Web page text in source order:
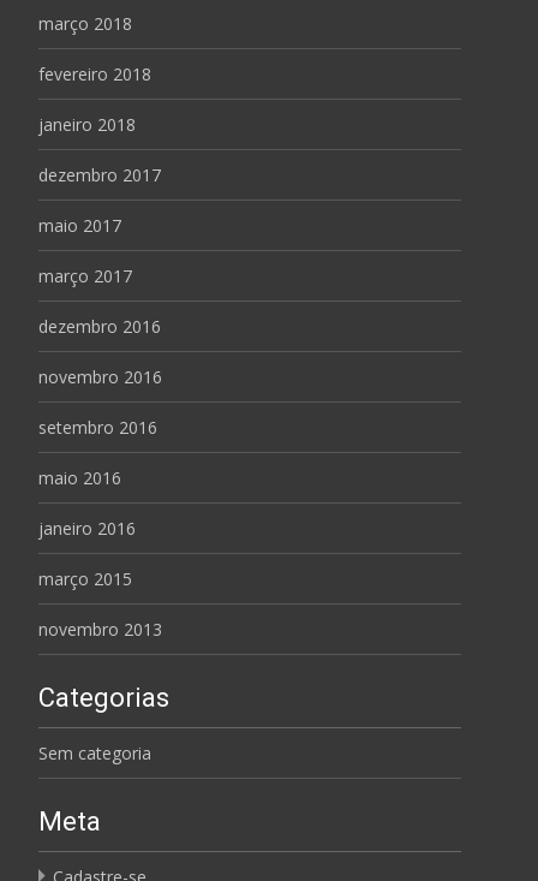
março 2018
fevereiro 2018
janeiro 2018
dezembro 2017
maio 2017
março 2017
dezembro 2016
novembro 2016
setembro 2016
maio 2016
janeiro 2016
março 2015
novembro 2013
Categorias
Sem categoria
Meta